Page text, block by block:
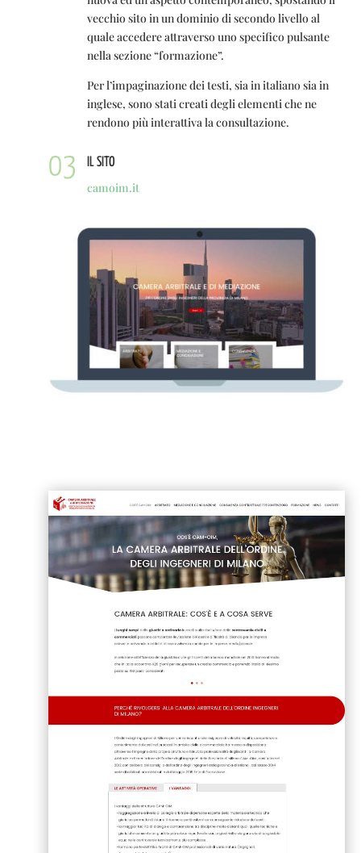
vecchio sito in un dominio di secondo livello al
quale accedere attraverso uno specifico pulsante
nella sezione “formazione”.
Per l’impaginazione dei testi, sia in italiano sia in
inglese, sono stati creati degli elementi che ne
rendono più interattiva la consultazione.
IL SITO
camoim.it